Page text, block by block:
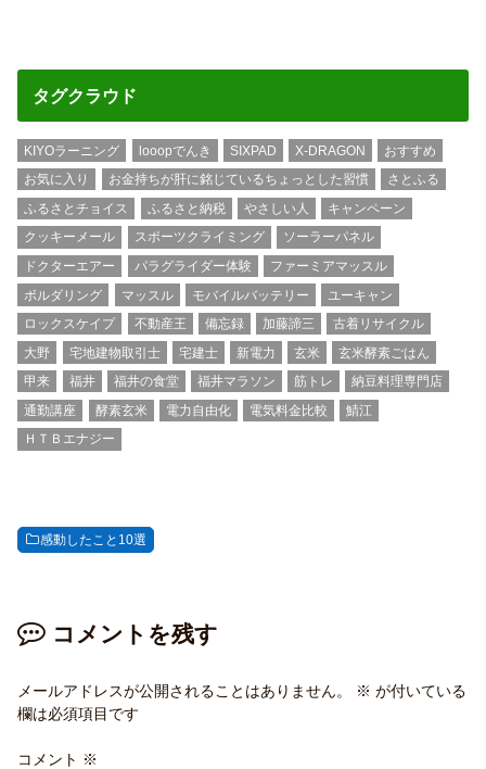
タグクラウド
KIYOラーニング looopでんき SIXPAD X-DRAGON
おすすめ
お気に入り
お金持ちが肝に銘じているちょっとした習慣
さとふる
ふるさとチョイス
ふるさと納税 やさしい人
キャンペーン
クッキーメール
スポーツクライミング
ソーラーパネル
ドクターエアー
パラグライダー体験
ファーミアマッスル
ボルダリング
マッスル モバイルバッテリー
ユーキャン
ロックスケイプ
不動産王 備忘録 加藤諦三
古着リサイクル
大野
宅地建物取引士 宅建士 新電力 玄米
玄米酵素ごはん
甲来
福井 福井の食堂 福井マラソン 筋トレ
納豆料理専門店
通勤講座
酵素玄米 電力自由化 電気料金比較
鯖江
ＨＴＢエナジー
感動したこと10選
コメントを残す
メールアドレスが公開されることはありません。 ※ が付いている
欄は必須項目です
コメント ※